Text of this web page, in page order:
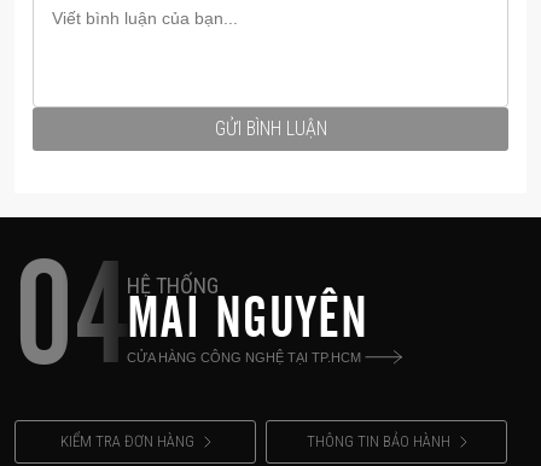
GỬI BÌNH LUẬN
04HỆ THỐNG
MAI NGUYÊN
CỬA HÀNG CÔNG NGHỆ TẠI TP.HCM
KIỂM TRA ĐƠN HÀNG THÔNG TIN BẢO HÀNH